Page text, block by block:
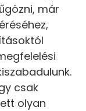
már
csak
olyan